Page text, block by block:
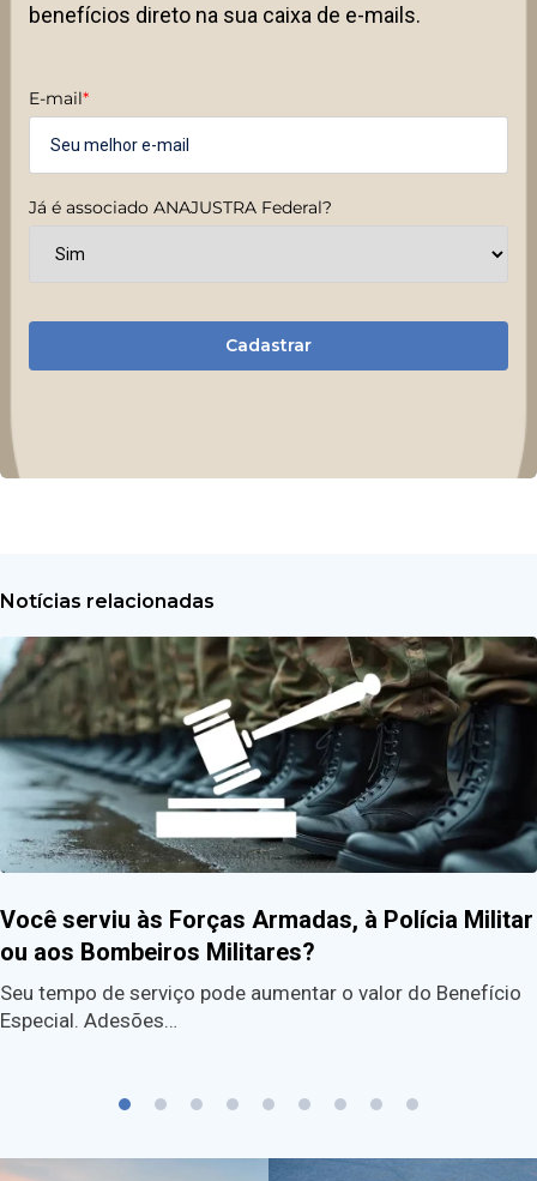
benefícios direto na sua caixa de e-mails.
E-mail*
Já é associado ANAJUSTRA Federal?
Cadastrar
Notícias relacionadas
Você serviu às Forças Armadas, à Polícia Militar
ou aos Bombeiros Militares?
Seu tempo de serviço pode aumentar o valor do Benefício
Especial. Adesões…